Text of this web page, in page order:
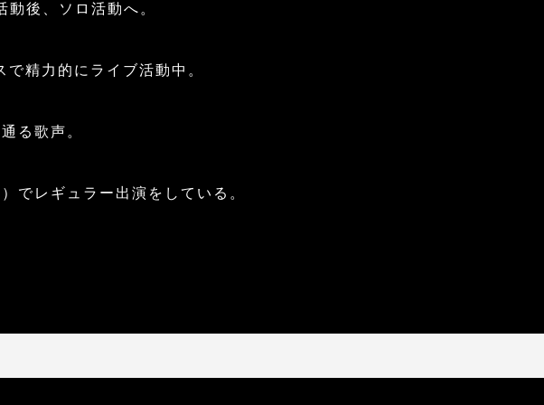
後、ソロ活動へ。
精力的にライブ活動中。
る歌声。
でレギュラー出演をしている。